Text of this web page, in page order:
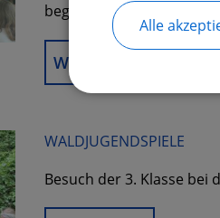
begrüßen: Karoline
Weiterlesen
WALDJUGENDSPIELE
Besuch der 3. Klasse bei
Alle